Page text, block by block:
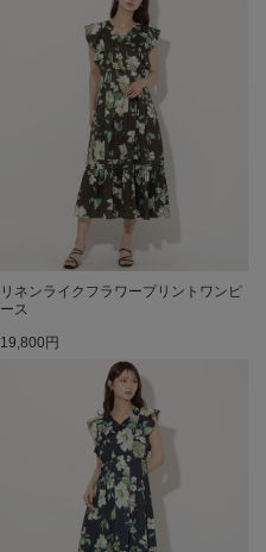
リネンライクフラワープリントワンピ
ース
19,800円